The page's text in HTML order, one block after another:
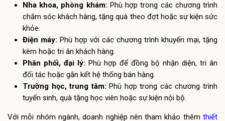
Nha khoa, phòng khám: Phù hợp trong các chương trình
chăm sóc khách hàng, tặng quà theo đợt hoặc sự kiện sức
khỏe.
Điện máy: Phù hợp với các chương trình khuyến mại, tặng
kèm hoặc tri ân khách hàng.
Phân phối, đại lý: Phù hợp để đồng bộ nhận diện, tri ân
đối tác hoặc gắn kết hệ thống bán hàng.
Trường học, trung tâm: Phù hợp trong các chương trình
tuyển sinh, quà tặng học viên hoặc sự kiện nội bộ.
Với mỗi nhóm ngành, doanh nghiệp nên tham khảo thêm thiết